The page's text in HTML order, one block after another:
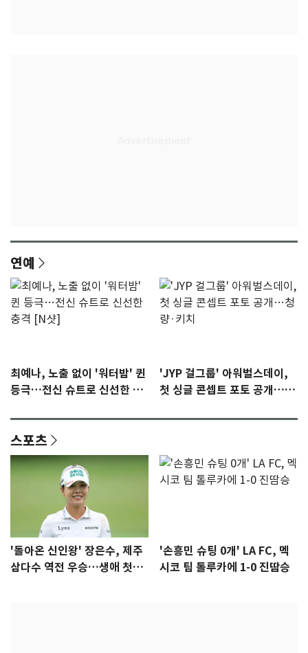
연예
최예나, 노출 없이 '워터밤' 퀸
등극…전신 슈트로 신선한 충
'JYP 걸그룹' 아워벌스데이,
첫 싱글 콘셉트 포토 공개…청
스포츠
'돌아온 신인왕' 장은수, 제주
삼다수 역전 우승…생애 첫승
'손흥민 슈팅 0개' LA FC, 멕
시코 팀 톨루카에 1-0 진땀승